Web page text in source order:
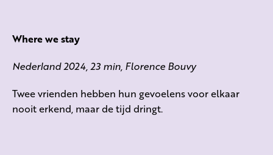
Where we stay
Nederland 2024, 23 min, Florence Bouvy
Twee vrienden hebben hun gevoelens voor elkaar
nooit erkend, maar de tijd dringt.